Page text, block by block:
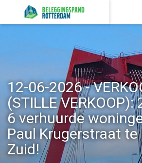
12-06-2026 -
(STILLE VERKOOP):
6 verhuurde
Paul Krugerstraat
Zuid!